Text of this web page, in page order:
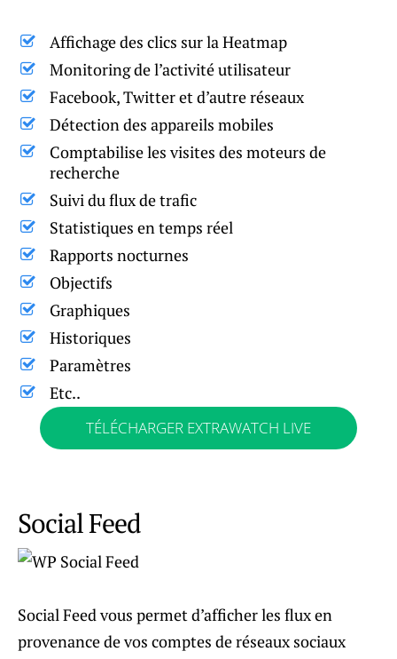
Affichage des clics sur la Heatmap
Monitoring de l’activité utilisateur
Facebook, Twitter et d’autre réseaux
Détection des appareils mobiles
Comptabilise les visites des moteurs de
recherche
Suivi du flux de trafic
Statistiques en temps réel
Rapports nocturnes
Objectifs
Graphiques
Historiques
Paramètres
Etc..
TÉLÉCHARGER EXTRAWATCH LIVE
Social Feed
Social Feed vous permet d’afficher les flux en
provenance de vos comptes de réseaux sociaux